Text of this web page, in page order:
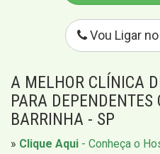
Vou Ligar
A MELHOR CLÍNICA
PARA DEPENDENTES
BARRINHA - SP
» Clique Aqui - Conheça o